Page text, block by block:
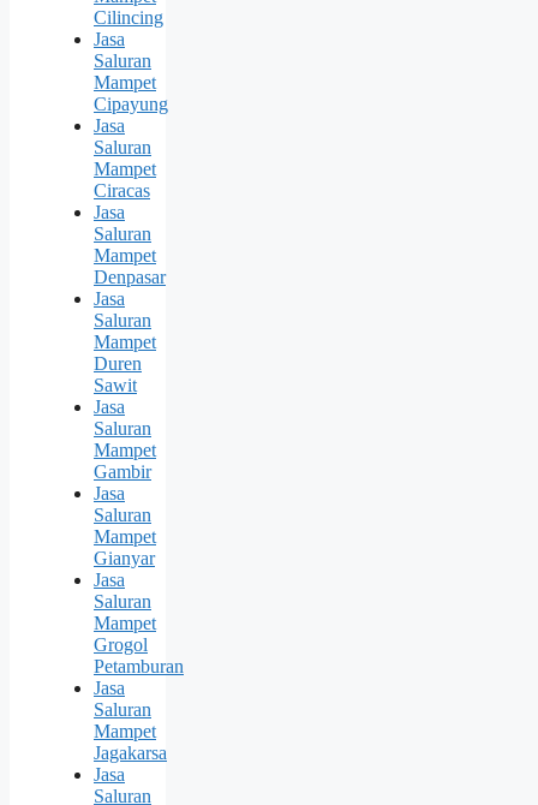
Cilincing
Jasa
Saluran
Mampet
Cipayung
Jasa
Saluran
Mampet
Ciracas
Jasa
Saluran
Mampet
Denpasar
Jasa
Saluran
Mampet
Duren
Sawit
Jasa
Saluran
Mampet
Gambir
Jasa
Saluran
Mampet
Gianyar
Jasa
Saluran
Mampet
Grogol
Petamburan
Jasa
Saluran
Mampet
Jagakarsa
Jasa
Saluran